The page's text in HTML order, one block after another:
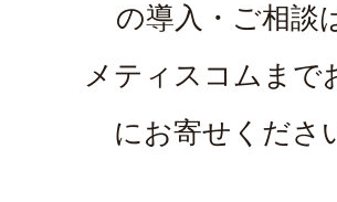
の導入・ご相談
メティスコムまで
にお寄せくださ